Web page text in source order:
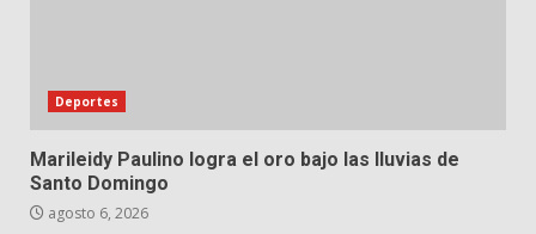
Deportes
Marileidy Paulino logra el oro bajo las lluvias de
Santo Domingo
agosto 6, 2026